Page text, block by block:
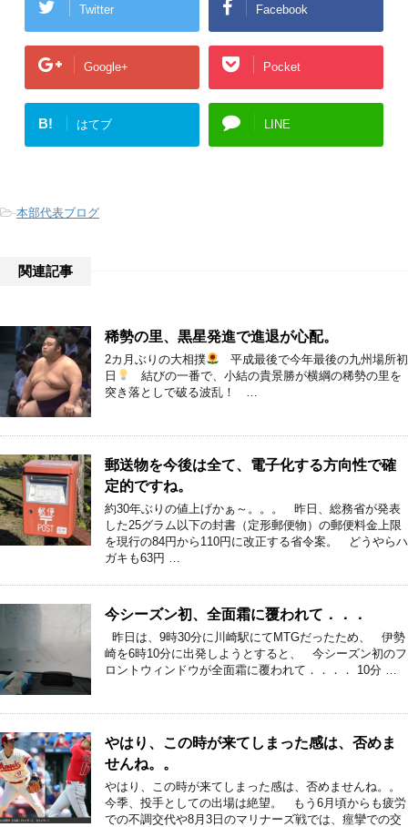
Twitter Facebook
Google+ Pocket
B! はてブ LINE
-本部代表ブログ
関連記事
稀勢の里、黒星発進で進退が心配。
2カ月ぶりの大相撲
平成最後で今年最後の九州場所初
日
結びの一番で、小結の貴景勝が横綱の稀勢の里を
突き落としで破る波乱！ …
郵送物を今後は全て、電子化する方向性で確
定的ですね。
約30年ぶりの値上げかぁ～。。。 昨日、総務省が発表
した25グラム以下の封書（定形郵便物）の郵便料金上限
を現行の84円から110円に改正する省令案。 どうやらハ
ガキも63円 …
今シーズン初、全面霜に覆われて．．．
昨日は、9時30分に川崎駅にてMTGだったため、 伊勢
崎を6時10分に出発しようとすると、 今シーズン初のフ
ロントウィンドウが全面霜に覆われて．．．． 10分 …
やはり、この時が来てしまった感は、否めま
せんね。。
やはり、この時が来てしまった感は、否めませんね。。
今季、投手としての出場は絶望。 もう6月頃からも疲労
での不調交代や8月3日のマリナーズ戦では、痙攣での交